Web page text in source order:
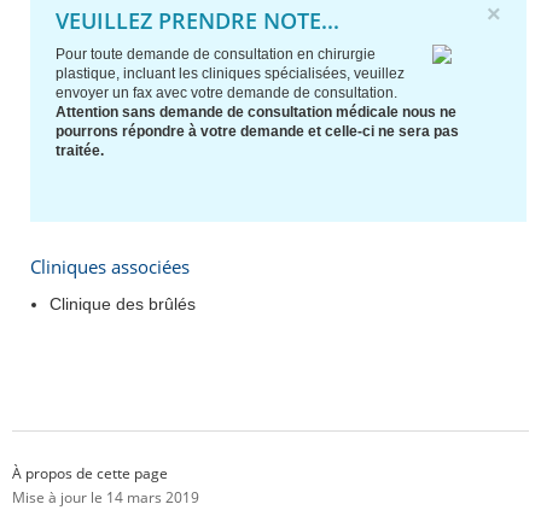
×
VEUILLEZ PRENDRE NOTE...
Pour toute demande de consultation en chirurgie
plastique, incluant les cliniques spécialisées, veuillez
envoyer un fax avec votre demande de consultation.
Attention sans demande de consultation médicale nous ne
pourrons répondre à votre demande et celle-ci ne sera pas
traitée.
Cliniques associées
Clinique des brûlés
À propos de cette page
Mise à jour le 14 mars 2019